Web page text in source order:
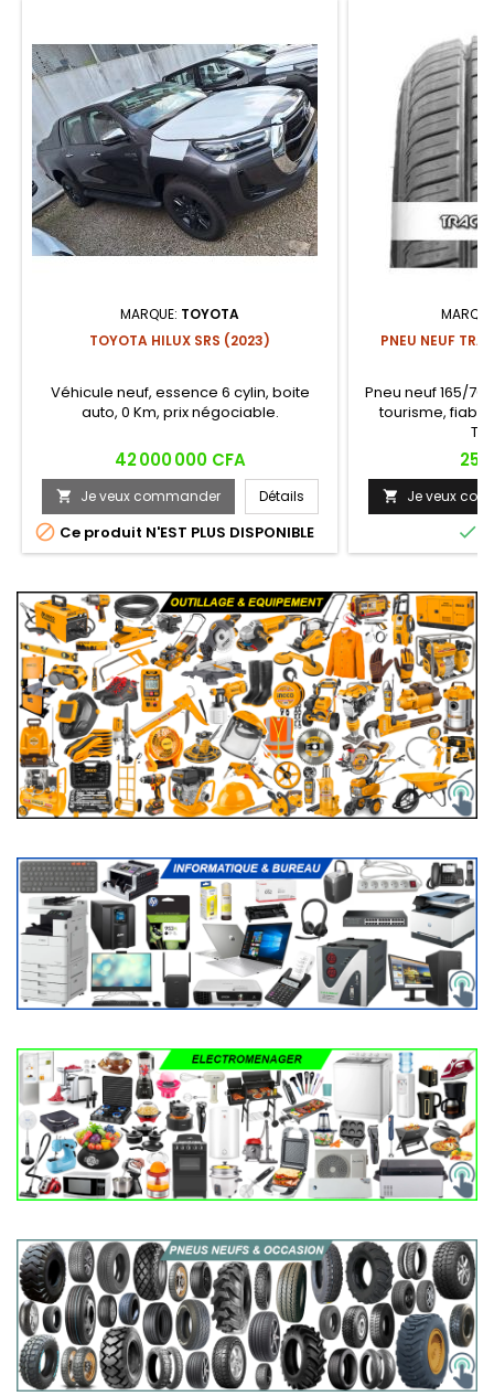
MARQUE: TOYOTA
TOYOTA HILUX SRS (2023)
Véhicule neuf, essence 6 cylin, boite
auto, 0 Km, prix négociable.
Prix
42 000 000 CFA
 Je veux commander Détails
 Ce produit N'EST PLUS DISPONIBLE
PNEU NEUF
Pneu neuf 165/70
tourisme,
Prix
25
 Je veux
